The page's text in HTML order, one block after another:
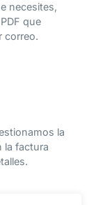
necesites,
que
correo.
la
la factura